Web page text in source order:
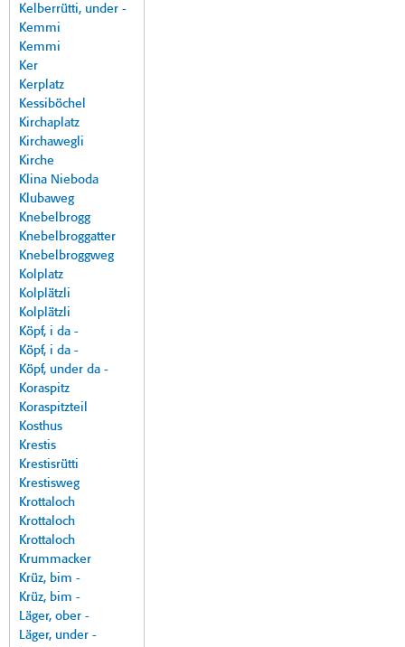
Kelberrütti, under -
Kemmi
Kemmi
Ker
Kerplatz
Kessiböchel
Kirchaplatz
Kirchawegli
Kirche
Klina Nieboda
Klubaweg
Knebelbrogg
Knebelbroggatter
Knebelbroggweg
Kolplatz
Kolplätzli
Kolplätzli
Köpf, i da -
Köpf, i da -
Köpf, under da -
Koraspitz
Koraspitzteil
Kosthus
Krestis
Krestisrütti
Krestisweg
Krottaloch
Krottaloch
Krottaloch
Krummacker
Krüz, bim -
Krüz, bim -
Läger, ober -
Läger, under -